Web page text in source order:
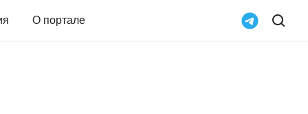
О портале